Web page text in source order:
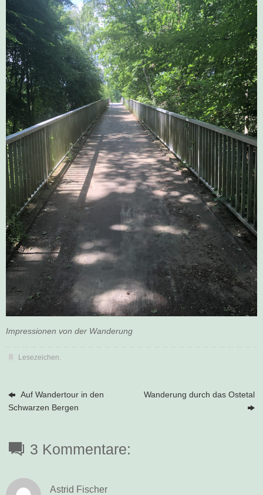
Impressionen von der Wanderung
Lesezeichen
Auf Wandertour in den
Schwarzen Bergen
Wanderung durch das Ostetal
3 Kommentare:
Astrid Fischer